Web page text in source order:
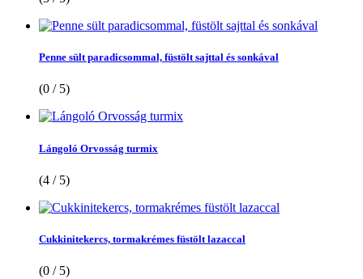
Penne sült paradicsommal, füstölt sajttal és sonkával
(0 / 5)
Lángoló Orvosság turmix
(4 / 5)
Cukkinitekercs, tormakrémes füstölt lazaccal
(0 / 5)